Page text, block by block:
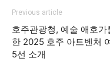
Previous article
호주관광청, 예술 애호가
한 2025 호주 아트벤처
5선 소개